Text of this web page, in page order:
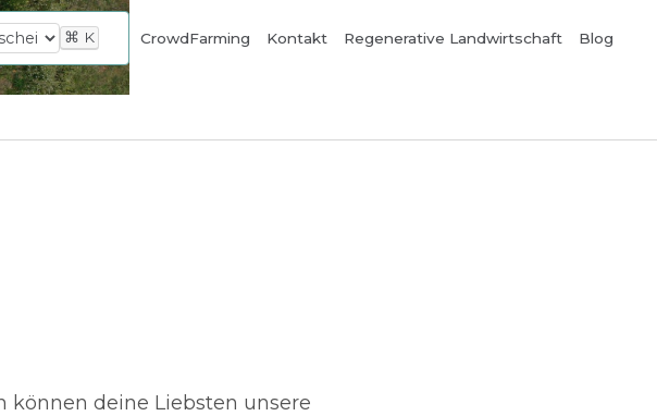
⌘ K CrowdFarming Kontakt Regenerative Landwirtschaft Blog
können deine Liebsten unsere